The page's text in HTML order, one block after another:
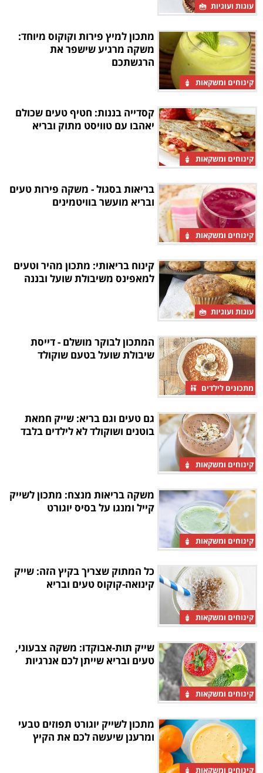
עוגות ועוגיות
קינוחים ומשקאות
מתכון למיץ פירות וקוקוס מיוחד:
משקה מרגיע שישפר את
הרגשתכם
קינוחים ומשקאות
קסדייה בננות: חטיף טעים שכולם
יאהבו עם טוויסט מתוק ובריא
קינוחים ומשקאות
בריאות בסגול - משקה פירות טעים
ובריא מועשר בוויטמינים
עוגות ועוגיות
קינוח בריאותי: מתכון מהיר וטעים
למאפינס משיבולת שועל ובננה
מתכונים לילדים
המתכון לבוקר מושלם - דייסת
שיבולת שועל בטעם שוקולד
קינוחים ומשקאות
גם טעים וגם בריא: שייק חמאת
בוטנים ושוקולד לא לילדים בלבד
קינוחים ומשקאות
משקה בריאות מנצח: מתכון לשייק
קייל ומנגו על בסיס יוגורט
קינוחים ומשקאות
כל המתוק שצריך בקיץ הזה: שייק
קינואה-קוקוס טעים ובריא
קינוחים ומשקאות
שייק תות-אבוקדו: משקה צבעוני,
טעים ובריא שייתן לכם אנרגיות
קינוחים ומשקאות
מתכון לשייק יוגורט תפוזים טבעי
ומרענן שיעשה לכם את הקיץ